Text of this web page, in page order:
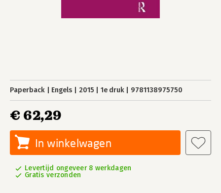
Paperback Engels 2015 1e druk 9781138975750
€ 62,29
In winkelwagen
Levertijd ongeveer 8 werkdagen
Gratis verzonden